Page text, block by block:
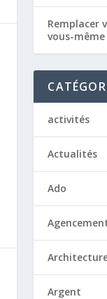
Remplacer
vous-même
activités
Actualités
Ado
Argent